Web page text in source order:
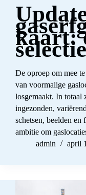
kaart:
selectie
De oproep om mee
van voormalige
losgemaakt. In totaal
ingezonden,
schetsen, beelden
ambitie om
admin
april